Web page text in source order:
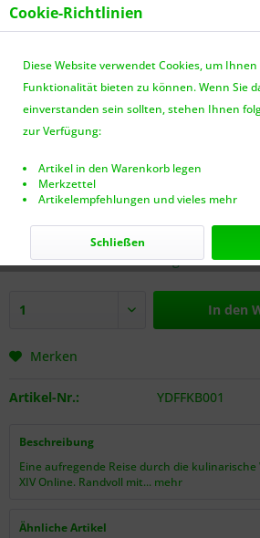
30,00 € *
zzgl. Versandkosten (VERSANDFREI
Nur noch 2 Stück auf Lager.
In den
Merken
Artikel-Nr.: YDFFKB001
Beschreibung
Eine aufregende Reise durch die kulinarische
XIV Online. Randvoll mit... mehr
Ähnliche Artikel
Cookie-Richtlinien
Diese Website verwendet Cookies, um
Funktionalität bieten zu können. Wenn Sie
einverstanden sein sollten, stehen Ihnen
zur Verfügung:
Artikel in den Warenkorb legen
Merkzettel
Artikelempfehlungen und vieles mehr
Schließen